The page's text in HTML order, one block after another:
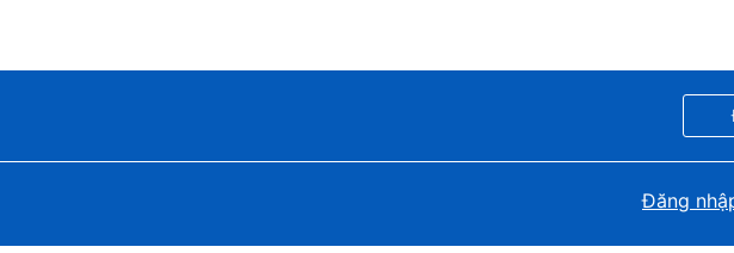
Đăng